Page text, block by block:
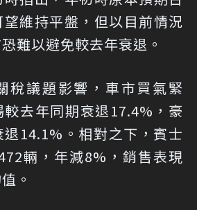
維持平盤，但以目前情況
難以避免較去年衰退。
稅議題影響，車市買氣緊
去年同期衰退17.4%，豪
14.1%。相對之下，賓士
輛，年減8%，銷售表現
。